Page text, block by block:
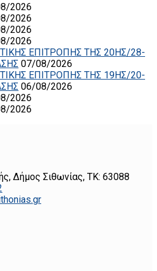
2026
2026
2026
2026
ΕΠΙΤΡΟΠΗΣ ΤΗΣ 20ΗΣ/28-
07/08/2026
ΕΠΙΤΡΟΠΗΣ ΤΗΣ 19ΗΣ/20-
06/08/2026
2026
2026
Δήμος Σιθωνίας, ΤΚ: 63088